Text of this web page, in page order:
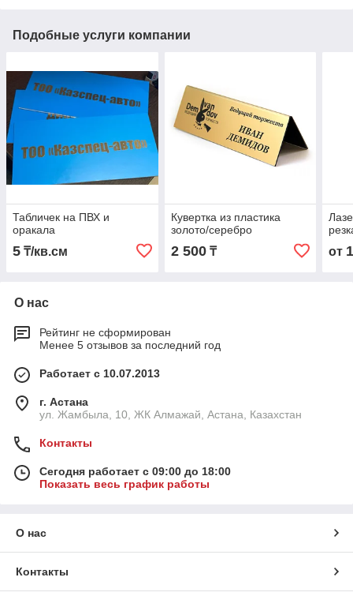
Подобные услуги компании
Табличек на ПВХ и
оракала
5 ₸/кв.см
Кувертка из пластика
золото/серебро
2 500₸ от
О нас
Рейтинг не сформирован
Менее 5 отзывов за последний год
Работает с 10.07.2013
г. Астана
ул. Жамбыла, 10, ЖК Алмажай, Астана, Казахстан
Контакты
Сегодня работает с 09:00 до 18:00
Показать весь график работы
О нас
Контакты